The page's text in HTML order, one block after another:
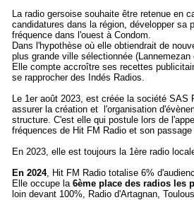
La radio gersoise souhaite être retenue en
candidatures dans la région, développer sa
fréquence dans l'ouest à Condom.
Dans l'hypothèse où elle obtiendrait de
plus grande ville sélectionnée (Lannemezan
Elle compte accroître ses recettes
se rapprocher des Indés Radios.
Le 1er août 2023, est créée la société SAS
assurer la création et l'organisation
structure. C'est elle qui postule lors de
fréquences de Hit FM Radio et son
En 2023, elle est toujours la 1ère radio
En 2024, Hit FM Radio totalise 6%
Elle occupe la 6ème place des radios les
loin devant 100%, Radio d'Artagnan,